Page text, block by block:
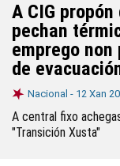
A CIG
pechan
emprego
de
Nacional - 12 Xan
A central fixo
"Transición Xusta"